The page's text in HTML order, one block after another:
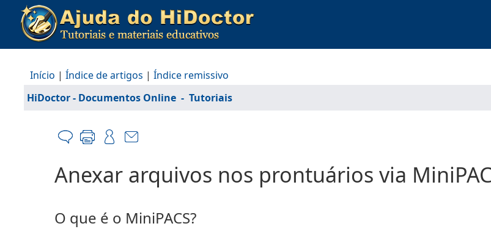
Início | Índice de artigos | Índice remissivo
HiDoctor - Documentos Online - Tutoriais
Anexar arquivos nos prontuários via
O que é o MiniPACS?